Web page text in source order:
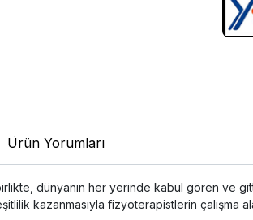
Ürün Yorumları
dünyanın her yerinde kabul gören ve
kazanmasıyla fizyoterapistlerin çalışma